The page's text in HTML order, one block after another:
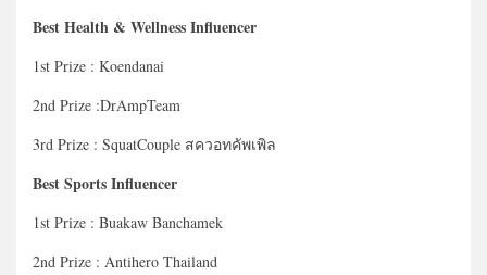
Best Health & Wellness Influencer
1st Prize : Koendanai
2nd Prize :DrAmpTeam
3rd Prize : SquatCouple สควอทคัพเพิล
Best Sports Influencer
1st Prize : Buakaw Banchamek
2nd Prize : Antihero Thailand